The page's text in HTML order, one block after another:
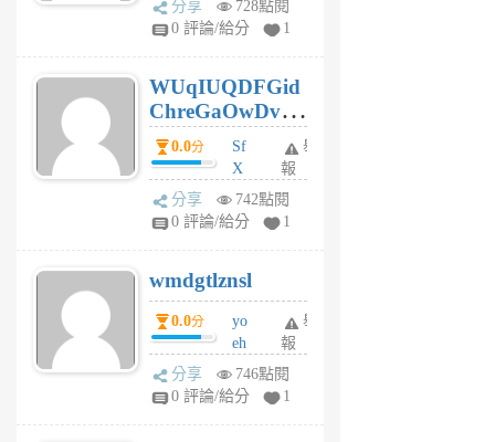
gl
個
月
前
分享
728點閱
0 評論/給分
1
WUqIUQDFGid
ChreGaOwDv
dY0.0分
Sf
X
Pe
Jc
R
P
m
v
A
V
舉
報
分享
742點閱
0 評論/給分
1
wmdgtlznsl
0.0分
yo
eh
ld
gy
舉
報
分享
746點閱
0 評論/給分
1